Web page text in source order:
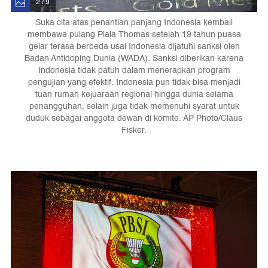
Suka cita atas penantian panjang Indonesia kembali
membawa pulang Piala Thomas setelah 19 tahun puasa
gelar terasa berbeda usai Indonesia dijatuhi sanksi oleh
Badan Antidoping Dunia (WADA). Sanksi diberikan karena
Indonesia tidak patuh dalam menerapkan program
pengujian yang efektif. Indonesia pun tidak bisa menjadi
tuan rumah kejuaraan regional hingga dunia selama
penangguhan, selain juga tidak memenuhi syarat untuk
duduk sebagai anggota dewan di komite. AP Photo/Claus
Fisker.